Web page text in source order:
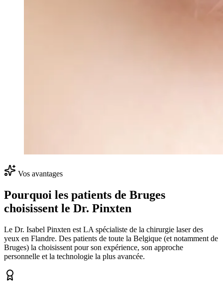
Vos avantages
Pourquoi les patients de Bruges
choisissent le Dr. Pinxten
Le Dr. Isabel Pinxten est LA spécialiste de la chirurgie laser des
yeux en Flandre. Des patients de toute la Belgique (et notamment de
Bruges) la choisissent pour son expérience, son approche
personnelle et la technologie la plus avancée.